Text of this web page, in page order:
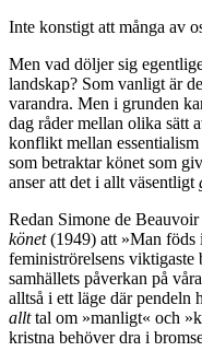
Inte konstigt att många av
Men vad döljer sig
landskap? Som vanligt är
varandra. Men i grunden
dag råder mellan olika sätt
konflikt mellan
som betraktar könet som
anser att det i allt väsentligt
Redan Simone de
könet(1949) att »Man
feministrörelsens
samhällets påverkan på
alltså i ett läge där pendeln
allttal om »manligt« och
kristna behöver dra i